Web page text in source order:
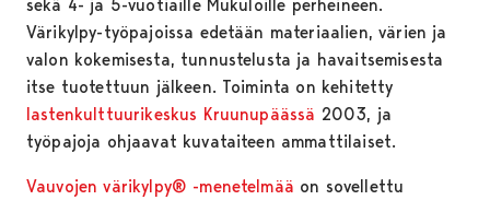
sekä 4- ja 5-vuotiaille Mukuloille perheineen.
Värikylpy-työpajoissa edetään materiaalien, värien ja
valon kokemisesta, tunnustelusta ja havaitsemisesta
itse tuotettuun jälkeen. Toiminta on kehitetty
lastenkulttuurikeskus Kruunupäässä 2003, ja
työpajoja ohjaavat kuvataiteen ammattilaiset.
Vauvojen värikylpy® -menetelmää on sovellettu